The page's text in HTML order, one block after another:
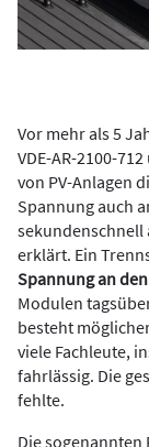
Vor mehr als 5
VDE-AR-2100-
von PV-Anlagen
Spannung auch
sekundenschnell
erklärt. Ein
Spannung an
Modulen
besteht
viele Fachleute,
fahrlässig. Die
fehlte.
Die sogenannten